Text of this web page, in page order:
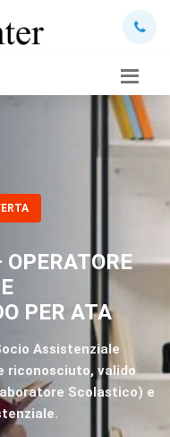
PER ATA
Assistenziale
riconosciuto, valido
Scolastico) e